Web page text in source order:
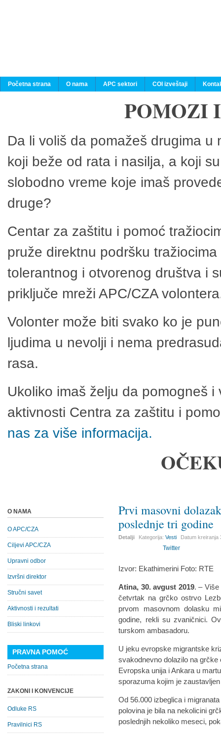
Početna strana O nama APC sektori COI izveštaji
POMOZI
Da li voliš da pomažeš drugima
koji beže od rata i nasilja, a koji
slobodno vreme koje imaš
druge?
Centar za zaštitu i pomoć
pruže direktnu podršku
tolerantnog i otvorenog društva i
priključe mreži APC/CZA
Volonter može biti svako ko je
ljudima u nevolji i nema
rasa.
Ukoliko imaš želju da pomogneš
aktivnosti Centra za zaštitu i
nas za više informacija.
Prvi masovni
poslednje tri godine
Detalji Kategorija:Vesti Datum kreiranja
Twitter
Izvor: Ekathimerini Foto: RTE
Atina, 30. avgust 2019. – Više
četvrtak na grčko ostrvo
prvom masovnom dolasku
godine, rekli su zvaničnici.
turskom ambasadoru.
U jeku evropske migrantske
svakodnevno dolazilo na
Evropska unija i Ankara u
sporazuma kojim je
Od 56.000 izbeglica i
polovina je bila na nekolicini
poslednjih nekoliko meseci,
O NAMA
O APC/CZA
Ciljevi APC/CZA
Upravni odbor
Izvršni direktor
Stručni savet
Aktivnosti i rezultati
Bliski linkovi
PRAVNA POMOĆ
Početna strana
ZAKONI I KONVENCIJE
Odluke RS
Pravilnici RS